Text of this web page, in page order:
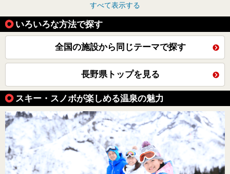
すべて表示する
いろいろな方法で探す
全国の施設から同じテーマで探す
長野県トップを見る
スキー・スノボが楽しめる温泉の魅力